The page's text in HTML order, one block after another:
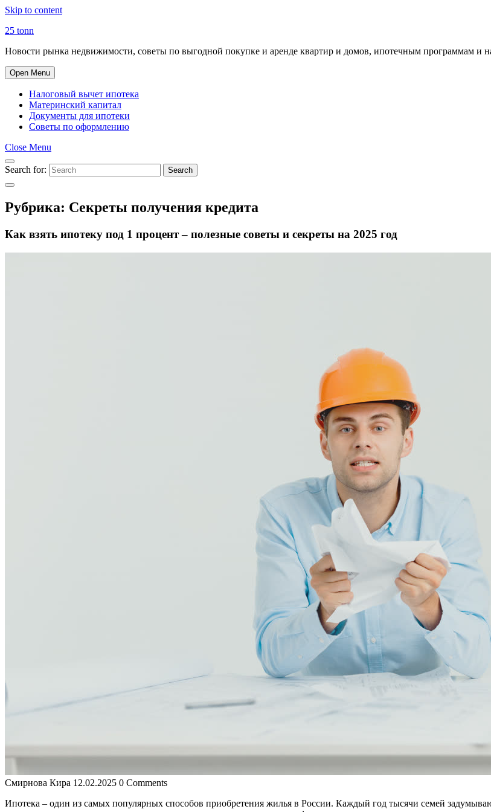
Skip to content
25 tonn
Новости рынка недвижимости, советы по выгодной покупке и аренде квартир и домов, ипотечным программам и
Open Menu
Налоговый вычет ипотека
Материнский капитал
Документы для ипотеки
Советы по оформлению
Close Menu
Search for: Search
Рубрика: Секреты получения кредита
Как взять ипотеку под 1 процент – полезные советы и секреты на 2025 год
Смирнова Кира 12.02.2025 0 Comments
Ипотека – один из самых популярных способов приобретения жилья в России. Каждый год тысячи семей